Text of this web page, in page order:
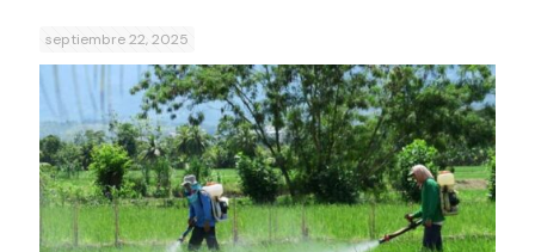
septiembre 22, 2025